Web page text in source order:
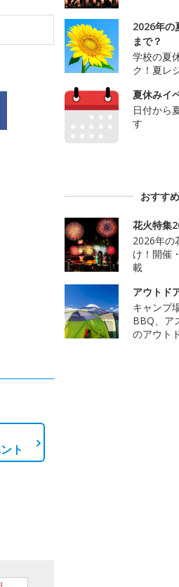
ト
2026年の
まで？
学校の夏
ク！夏レ
夏休みイ
日付から
す
おすす
花火特集
2026年の
け！開催
載
アウトド
キャンプ
BBQ、ア
のアウト